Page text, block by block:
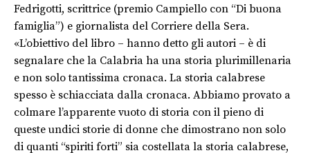
Fedrigotti, scrittrice (premio Campiello con “Di buona
famiglia”) e giornalista del Corriere della Sera.
«L’obiettivo del libro – hanno detto gli autori – è di
segnalare che la Calabria ha una storia plurimillenaria
e non solo tantissima cronaca. La storia calabrese
spesso è schiacciata dalla cronaca. Abbiamo provato a
colmare l’apparente vuoto di storia con il pieno di
queste undici storie di donne che dimostrano non solo
di quanti “spiriti forti” sia costellata la storia calabrese,